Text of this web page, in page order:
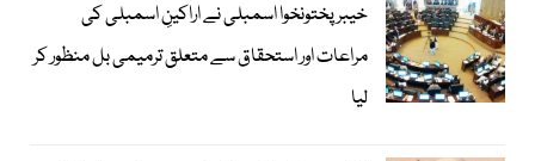
خیبرپختونخوا اسمبلی نے اراکینِ اسمبلی کی
مراعات اور استحقاق سے متعلق ترمیمی بل منظور کر
لیا